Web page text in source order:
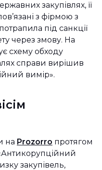
закупівлях, її
з фірмою з
під санкції
через змову. На
схему обходу
справи вирішив
вимір».
на Prozorro протягом
закупівель,